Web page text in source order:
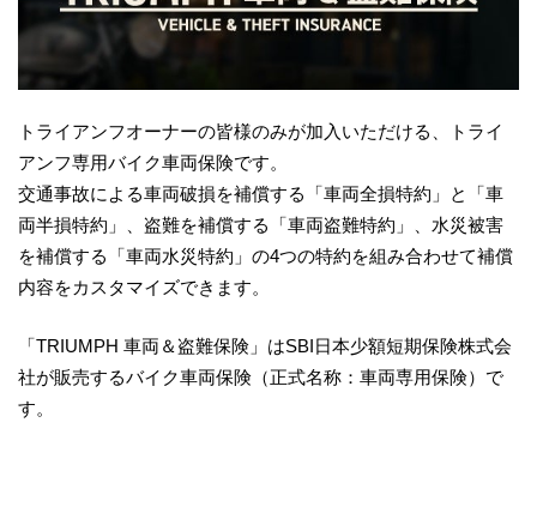
トライアンフオーナーの皆様のみが加入いただける、トライ
アンフ専用バイク車両保険です。
交通事故による車両破損を補償する「車両全損特約」と「車
両半損特約」、盗難を補償する「車両盗難特約」、水災被害
を補償する「車両水災特約」の4つの特約を組み合わせて補償
内容をカスタマイズできます。
「TRIUMPH 車両＆盗難保険」はSBI日本少額短期保険株式会
社が販売するバイク車両保険（正式名称：車両専用保険）で
す。